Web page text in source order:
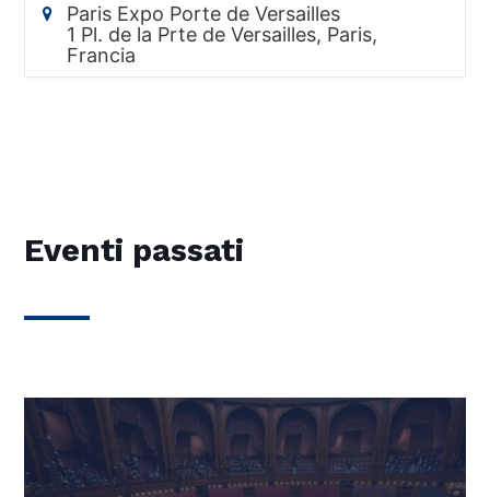
Paris Expo Porte de Versailles
1 Pl. de la Prte de Versailles, Paris,
Francia
Eventi passati